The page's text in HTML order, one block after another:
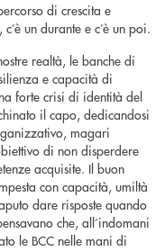
di crescita e
un durante e c’è un poi.
realtà, le banche di
e capacità di
forte crisi di identità del
il capo, dedicandosi
magari
di non disperdere
acquisite. Il buon
con capacità, umiltà
dare risposte quando
che, all’indomani
le BCC nelle mani di